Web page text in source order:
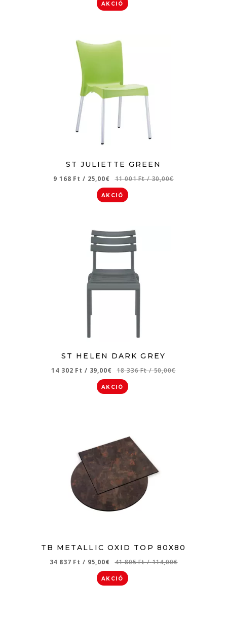
AKCIÓ
ST JULIETTE GREEN
9 168 Ft / 25,00€ 11 001 Ft/ 30,00€
AKCIÓ
ST HELEN DARK GREY
14 302 Ft / 39,00€ 18 336 Ft/ 50,00€
AKCIÓ
TB METALLIC OXID TOP 80X80
34 837 Ft / 95,00€ 41 805 Ft/ 114,00€
AKCIÓ